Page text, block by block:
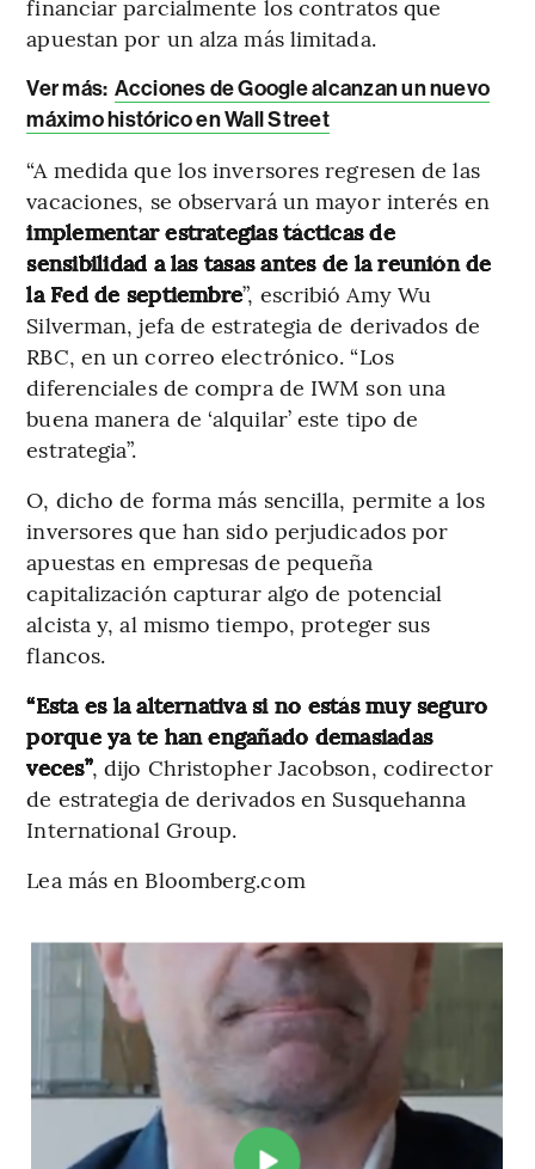
financiar parcialmente los contratos que
apuestan por un alza más limitada.
Ver más: Acciones de Google alcanzan un nuevo
máximo histórico en Wall Street
“A medida que los inversores regresen de las
vacaciones, se observará un mayor interés en
implementar estrategias tácticas de
sensibilidad a las tasas antes de la reunión de
la Fed de septiembre”, escribió Amy Wu
Silverman, jefa de estrategia de derivados de
RBC, en un correo electrónico. “Los
diferenciales de compra de IWM son una
buena manera de ‘alquilar’ este tipo de
estrategia”.
O, dicho de forma más sencilla, permite a los
inversores que han sido perjudicados por
apuestas en empresas de pequeña
capitalización capturar algo de potencial
alcista y, al mismo tiempo, proteger sus
flancos.
“Esta es la alternativa si no estás muy seguro
porque ya te han engañado demasiadas
veces”, dijo Christopher Jacobson, codirector
de estrategia de derivados en Susquehanna
International Group.
Lea más en Bloomberg.com